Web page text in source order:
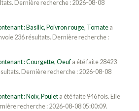
Dernière recherche : 2026-08-08
: Basilic, Poivron rouge, Tomatea
236 résultats. Dernière recherche :
: Courgette, Oeufa été faite 28423
Dernière recherche : 2026-08-08
: Noix, Pouleta été faite 946 fois. Elle
recherche : 2026-08-08 05:00:09.